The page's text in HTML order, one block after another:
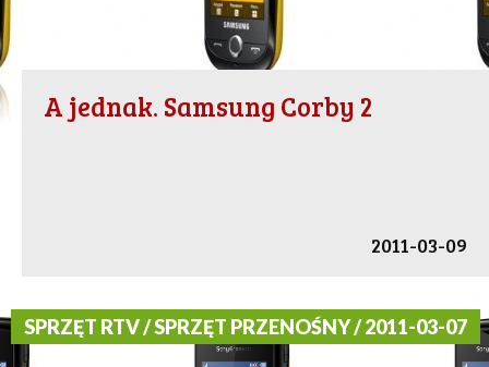
A jednak. Samsung Corby 2
2011-03-09
SPRZĘT RTV / SPRZĘT PRZENOŚNY / 2011-03-07